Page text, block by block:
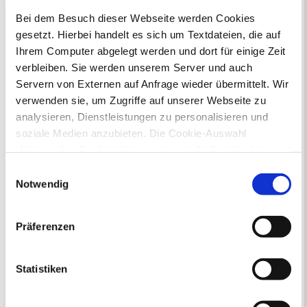
Bei dem Besuch dieser Webseite werden Cookies
gesetzt. Hierbei handelt es sich um Textdateien, die auf
Ihrem Computer abgelegt werden und dort für einige Zeit
verbleiben. Sie werden unserem Server und auch
Servern von Externen auf Anfrage wieder übermittelt. Wir
verwenden sie, um Zugriffe auf unserer Webseite zu
analysieren, Dienstleistungen zu personalisieren und
soziale Medien anzubieten. Die Cookie-Auswahl
Drittländern (USA) mit unzureichendem
Datenschutzniveau verarbeiten. Es besteht die Gefahr,
dass diese zu Kontroll- und Überwachungszwecken von
anderen missbraucht werden, ohne dass Sie sich mit
Arten von Cookies genau gesetzt werden, wie lang sie
gespeichert werden, von wem sie gesetzt wurden und
Notwendig
Präferenzen
Statistiken
Störungen können unter der Störnummer 04944/301-523 oder
über eine interaktive Störungskarte gemeldet werden.Mehr
Ihr Kontakt zur Stadtverwaltung
Online-Terminvergabe